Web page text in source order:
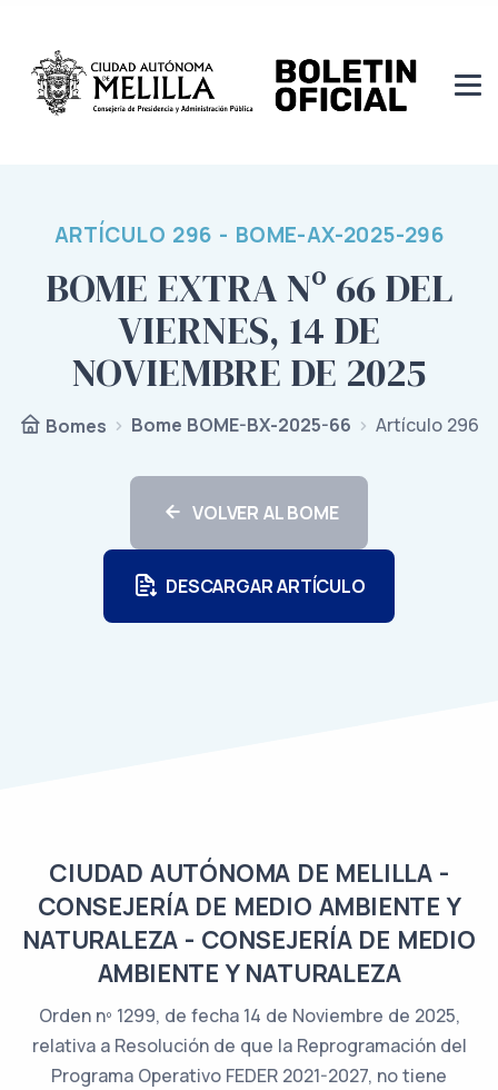
ARTÍCULO 296 - BOME-AX-2025-296
BOME EXTRA Nº 66 DEL
VIERNES, 14 DE
NOVIEMBRE DE 2025
Bomes Bome BOME-BX-2025-66 Artículo 296
VOLVER AL BOME
DESCARGAR ARTÍCULO
CIUDAD AUTÓNOMA DE MELILLA -
CONSEJERÍA DE MEDIO AMBIENTE Y
NATURALEZA - CONSEJERÍA DE MEDIO
AMBIENTE Y NATURALEZA
Orden nº 1299, de fecha 14 de Noviembre de 2025,
relativa a Resolución de que la Reprogramación del
Programa Operativo FEDER 2021-2027, no tiene